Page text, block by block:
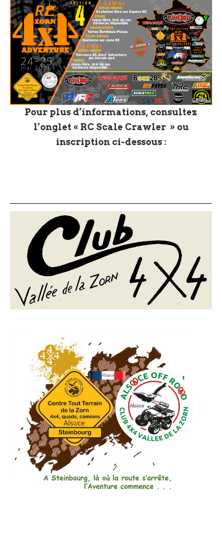
Pour plus d’informations, consultez
l’onglet « RC Scale Crawler » ou
inscription ci-dessous :